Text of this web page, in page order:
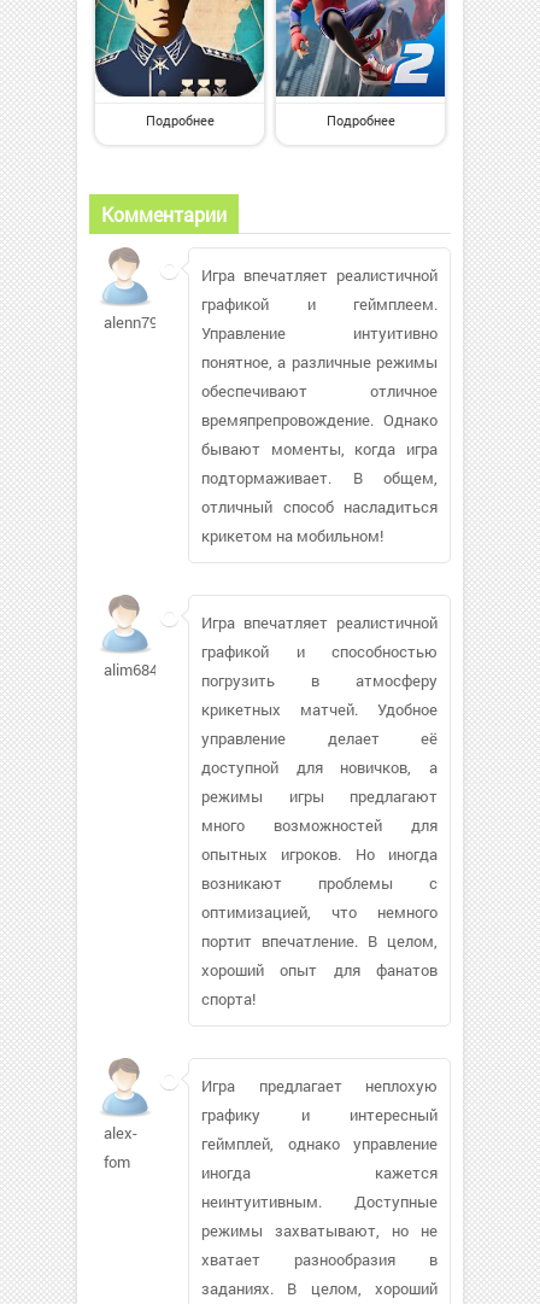
Подробнее Подробнее
Комментарии
alenn79113
Игра впечатляет реалистичной
графикой и геймплеем.
Управление интуитивно
понятное, а различные режимы
обеспечивают отличное
времяпрепровождение. Однако
бывают моменты, когда игра
подтормаживает. В общем,
отличный способ насладиться
крикетом на мобильном!
alim6840359
Игра впечатляет реалистичной
графикой и способностью
погрузить в атмосферу
крикетных матчей. Удобное
управление делает её
доступной для новичков, а
режимы игры предлагают
много возможностей для
опытных игроков. Но иногда
возникают проблемы с
оптимизацией, что немного
портит впечатление. В целом,
хороший опыт для фанатов
спорта!
alex-
fom
Игра предлагает неплохую
графику и интересный
геймплей, однако управление
иногда кажется
неинтуитивным. Доступные
режимы захватывают, но не
хватает разнообразия в
заданиях. В целом, хороший